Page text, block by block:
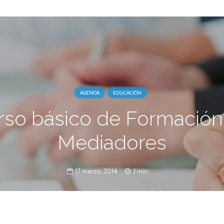
AGENDA EDUCACIÓN
básico de
Mediadores
17 marzo, 2014 1 min.